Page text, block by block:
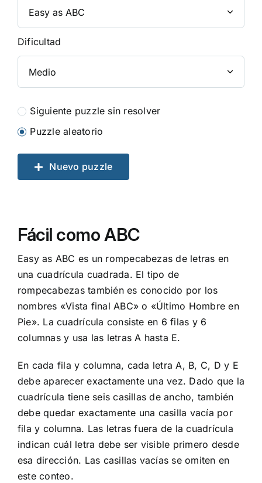
Dificultad
Siguiente puzzle sin resolver
Puzzle aleatorio
Nuevo puzzle
Fácil como ABC
Easy as ABC es un rompecabezas de letras en
una cuadrícula cuadrada. El tipo de
rompecabezas también es conocido por los
nombres «Vista final ABC» o «Último Hombre en
Pie». La cuadrícula consiste en 6 filas y 6
columnas y usa las letras A hasta E.
En cada fila y columna, cada letra A, B, C, D y E
debe aparecer exactamente una vez. Dado que la
cuadrícula tiene seis casillas de ancho, también
debe quedar exactamente una casilla vacía por
fila y columna. Las letras fuera de la cuadrícula
indican cuál letra debe ser visible primero desde
esa dirección. Las casillas vacías se omiten en
este conteo.